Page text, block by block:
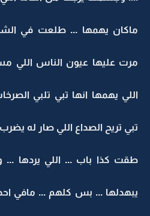
ماكان يهمها ... طلعت في
مرت عليها عيون الناس اللي
اللي يهمها انها تبي تلبي
تبي تريح الصداع اللي صار له
طقت كذا باب ... اللي يردها ...
يبهدلها ... بس كلهم ... مافي